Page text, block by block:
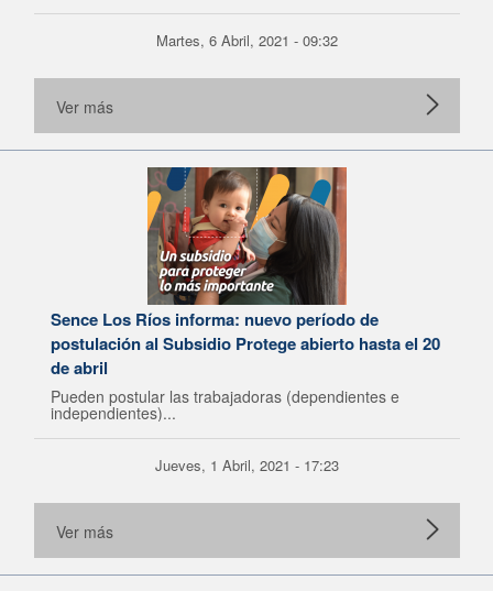
Martes, 6 Abril, 2021 - 09:32
Ver más
Sence Los Ríos informa: nuevo período de
postulación al Subsidio Protege abierto hasta el 20
de abril
Pueden postular las trabajadoras (dependientes e
independientes)...
Jueves, 1 Abril, 2021 - 17:23
Ver más